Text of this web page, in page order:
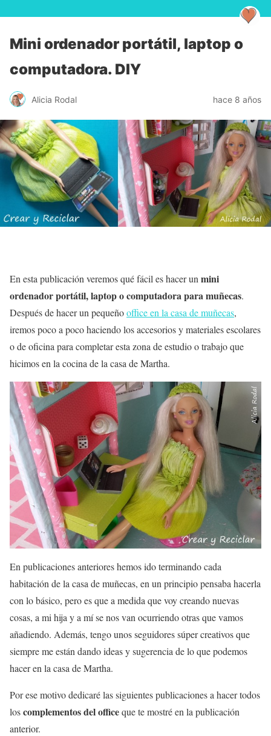
Mini ordenador portátil, laptop o
computadora. DIY
Alicia Rodal hace 8 años
En esta publicación veremos qué fácil es hacer un mini
ordenador portátil, laptop o computadora para muñecas.
Después de hacer un pequeñooffice en la casa de muñecas,
iremos poco a poco haciendo los accesorios y materiales escolares
o de oficina para completar esta zona de estudio o trabajo que
hicimos en la cocina de la casa de Martha.
En publicaciones anteriores hemos ido terminando cada
habitación de la casa de muñecas, en un principio pensaba hacerla
con lo básico, pero es que a medida que voy creando nuevas
cosas, a mi hija y a mí se nos van ocurriendo otras que vamos
añadiendo. Además, tengo unos seguidores súper creativos que
siempre me están dando ideas y sugerencia de lo que podemos
hacer en la casa de Martha.
Por ese motivo dedicaré las siguientes publicaciones a hacer todos
loscomplementos del officeque te mostré en la publicación
anterior.